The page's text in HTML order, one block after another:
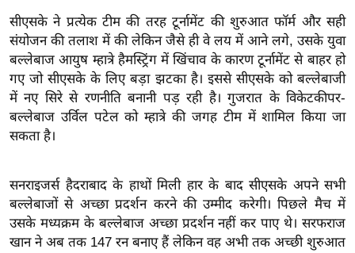
त
यं
ग
इं
डि
या
हि
त्य
ज
ग
सीएसके ने प्रत्येक टीम की तरह टूर्नामेंट की शुरुआत फॉर्म और सही
संयोजन की तलाश में की लेकिन जैसे ही वे लय में आने लगे, उसके युवा
बल्लेबाज आयुष म्हात्रे हैमस्ट्रिंग में खिंचाव के कारण टूर्नामेंट से बाहर हो
गए जो सीएसके के लिए बड़ा झटका है। इससे सीएसके को बल्लेबाजी
में नए सिरे से रणनीति बनानी पड़ रही है। गुजरात के विकेटकीपर-
बल्लेबाज उर्विल पटेल को म्हात्रे की जगह टीम में शामिल किया जा
सकता है।
सनराइजर्स हैदराबाद के हाथों मिली हार के बाद सीएसके अपने सभी
बल्लेबाजों से अच्छा प्रदर्शन करने की उम्मीद करेगी। पिछले मैच में
उसके मध्यक्रम के बल्लेबाज अच्छा प्रदर्शन नहीं कर पाए थे। सरफराज
खान ने अब तक 147 रन बनाए हैं लेकिन वह अभी तक अच्छी शुरुआत